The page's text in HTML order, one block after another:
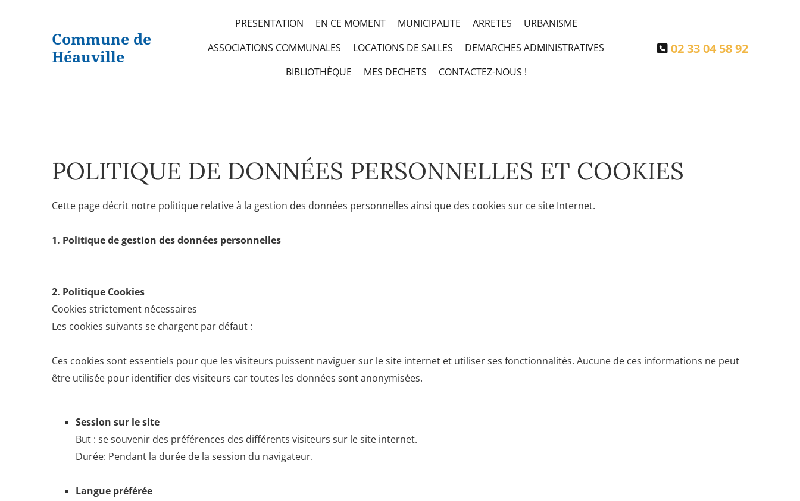
Commune de
Héauville
PRESENTATION EN CE MOMENT MUNICIPALITE ARRETES
URBANISME
ASSOCIATIONS COMMUNALES
LOCATIONS DE SALLES
DEMARCHES ADMINISTRATIVES
BIBLIOTHÈQUE
MES DECHETS CONTACTEZ-NOUS !
 02 33 04 58 92
POLITIQUE DE DONNÉES PERSONNELLES ET COOKIES
Cette page décrit notre politique relative à la gestion des données personnelles ainsi que des cookies sur ce site Internet.
1. Politique de gestion des données personnelles
2. Politique Cookies
Cookies strictement nécessaires
Les cookies suivants se chargent par défaut :
Ces cookies sont essentiels pour que les visiteurs puissent naviguer sur le site internet et utiliser ses fonctionnalités. Aucune de ces informations ne peut
être utilisée pour identifier des visiteurs car toutes les données sont anonymisées.
Session sur le site
But : se souvenir des préférences des différents visiteurs sur le site internet.
Durée: Pendant la durée de la session du navigateur.
Langue préférée